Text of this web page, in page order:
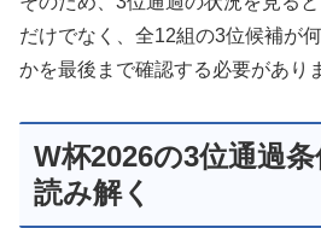
だけでなく、全12組の3位候補が
かを最後まで確認する必要があり
W杯2026の3位通過
読み解く